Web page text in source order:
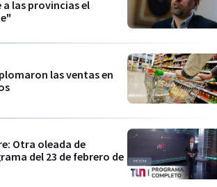
las provincias el
las ventas en
Otra oleada de
del 23 de febrero de